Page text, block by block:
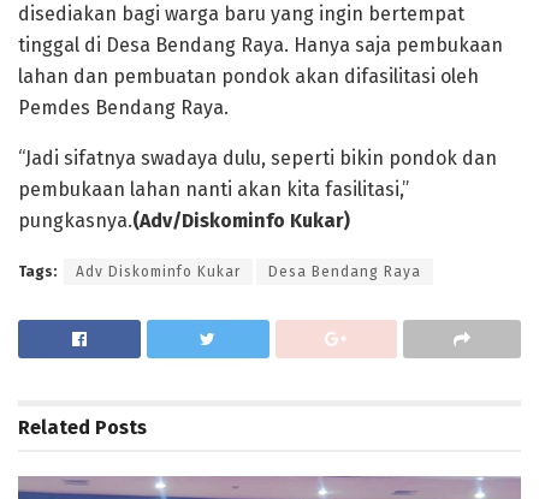
disediakan bagi warga baru yang ingin bertempat
tinggal di Desa Bendang Raya. Hanya saja pembukaan
lahan dan pembuatan pondok akan difasilitasi oleh
Pemdes Bendang Raya.
“Jadi sifatnya swadaya dulu, seperti bikin pondok dan
pembukaan lahan nanti akan kita fasilitasi,”
pungkasnya.(Adv/Diskominfo Kukar)
Tags: Adv Diskominfo Kukar Desa Bendang Raya
Related Posts